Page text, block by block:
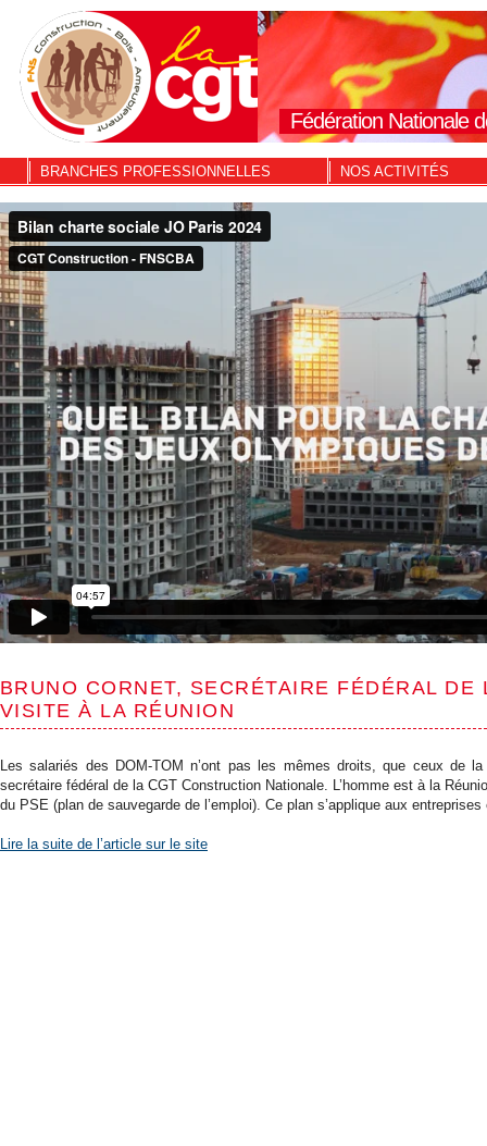
Fédération Nationale
BRANCHES PROFESSIONNELLES NOS ACTIVITÉS
BRUNO CORNET, SECRÉTAIRE FÉDÉRAL
VISITE À LA RÉUNION
Les salariés des DOM-TOM n’ont pas les mêmes droits, que ceux de
secrétaire fédéral de la CGT Construction Nationale. L’homme est à la
du PSE (plan de sauvegarde de l’emploi). Ce plan s’applique aux
Lire la suite de l’article sur le site